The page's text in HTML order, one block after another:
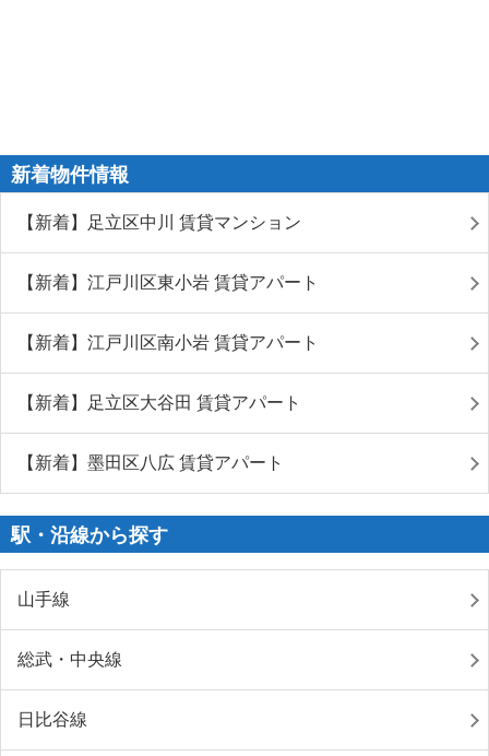
新着物件情報
【新着】足立区中川 賃貸マンション
【新着】江戸川区東小岩 賃貸アパート
【新着】江戸川区南小岩 賃貸アパート
【新着】足立区大谷田 賃貸アパート
【新着】墨田区八広 賃貸アパート
駅・沿線から探す
山手線
総武・中央線
日比谷線